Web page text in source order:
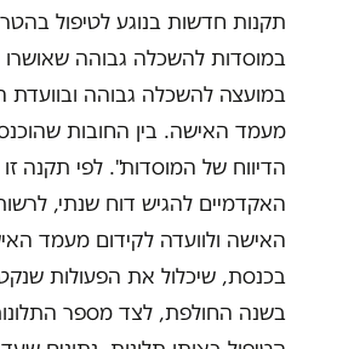
תקנות חדשות בנוגע לטיפול
במועצה להשכלה גבוהה ובוועדת
מעמד האישה. בין החובות
הדיווח של המוסדות". לפי תקנה
האקדמיים להגיש דוח שנתי,
האישה ולוועדה לקידום מעמד
בכנסת, שיכלול את הפעולות
בשנה החולפת, לצד מספר